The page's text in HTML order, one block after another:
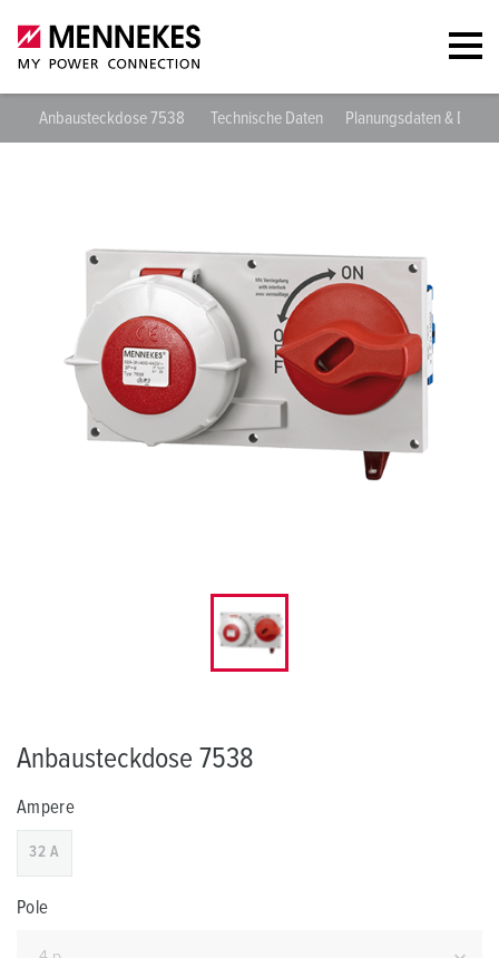
Anbausteckdose 7538 Technische Daten Planungsdaten &
Anbausteckdose 7538
Ampere
32 A
Pole